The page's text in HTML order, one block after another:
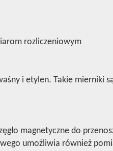
rozliczeniowym
i etylen. Takie mierniki
magnetyczne do
umożliwia również